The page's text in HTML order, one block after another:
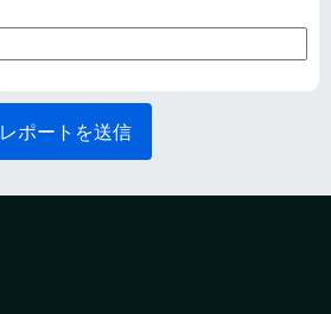
レポートを送信